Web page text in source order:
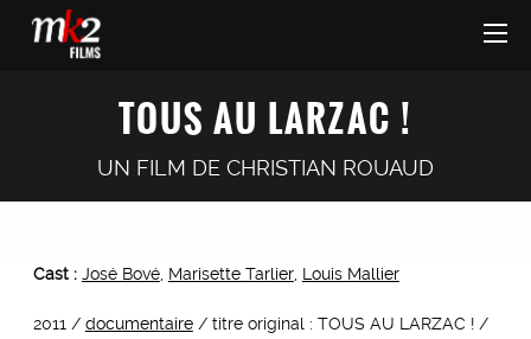
TOUS AU LARZAC !
UN FILM DE CHRISTIAN ROUAUD
Cast : José Bové, Marisette Tarlier, Louis Mallier
2011 / documentaire/ titre original : TOUS AU LARZAC ! /